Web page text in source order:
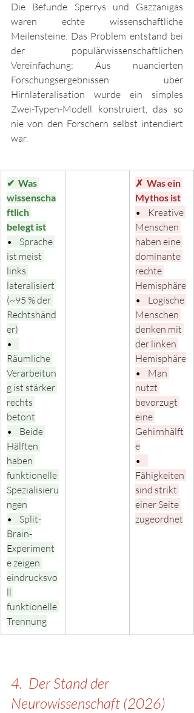
Die Befunde Sperrys und Gazzanigas
waren echte wissenschaftliche
Meilensteine. Das Problem entstand bei
der populärwissenschaftlichen
Vereinfachung: Aus nuancierten
Forschungsergebnissen über
Hirnlateralisation wurde ein simples
Zwei-Typen-Modell konstruiert, das so
nie von den Forschern selbst intendiert
war.
✔  Was
wissenscha
ftlich
belegt ist
• Sprache
ist meist
links
lateralisiert
(~95 % der
Rechtshänd
er)
•
Räumliche
Verarbeitun
g ist stärker
rechts
betont
• Beide
Hälften
haben
funktionelle
Spezialisieru
ngen
• Split-
Brain-
Experiment
e zeigen
eindrucksvo
ll
funktionelle
Trennung
✗  Was ein
Mythos ist
• Kreative
Menschen
haben eine
dominante
rechte
Hemisphäre
• Logische
Menschen
denken mit
der linken
Hemisphäre
• Man
nutzt
bevorzugt
eine
Gehirnhälft
e
•
Fähigkeiten
sind strikt
einer Seite
zugeordnet
4.  Der Stand der
Neurowissenschaft (2026)